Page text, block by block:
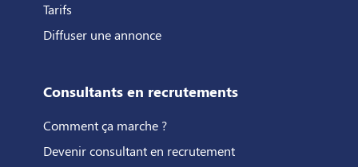
Tarifs
Diffuser une annonce
Consultants en recrutements
Comment ça marche ?
Devenir consultant en recrutement